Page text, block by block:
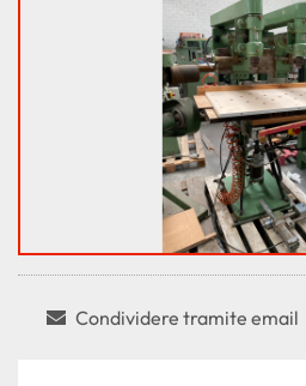
Condividere tramite email